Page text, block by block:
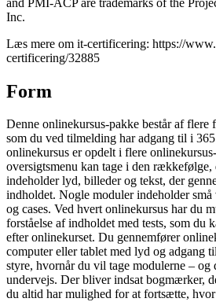
Inc.
Læs mere om it-certificering: https://
certificering/32885
Form
Denne onlinekursus-pakke består af flere
som du ved tilmelding har adgang til i
onlinekursus er opdelt i flere
oversigtsmenu kan tage i den
indeholder lyd, billeder og tekst, der
indholdet. Nogle moduler indeholder
og cases. Ved hvert onlinekursus har du
forståelse af indholdet med tests, som du
efter onlinekurset. Du gennemfører
computer eller tablet med lyd og adgang
styre, hvornår du vil tage modulerne – og
undervejs. Der bliver indsat bogmærker,
du altid har mulighed for at fortsætte,